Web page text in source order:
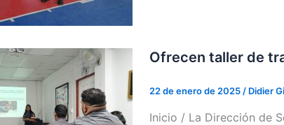
Ofrecen taller de
22 de enero de 2025 / Didier
Inicio / La Dirección de